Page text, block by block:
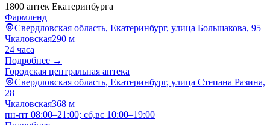
1800 аптек Екатеринбурга
Фармленд
Свердловская область, Екатеринбург, улица Большакова, 95
Чкаловская290 м
24 часа
Подробнее →
Городская центральная аптека
Свердловская область, Екатеринбург, улица Степана Разина,
28
Чкаловская368 м
пн-пт 08:00–21:00; сб,вс 10:00–19:00